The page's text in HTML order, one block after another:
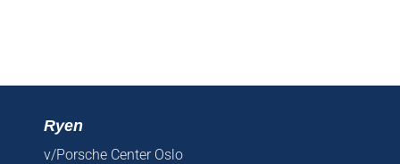
Ryen
v/Porsche Center Oslo